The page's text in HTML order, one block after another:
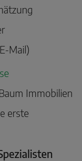
Mail)
Immobilien
erste